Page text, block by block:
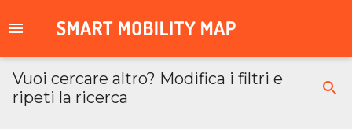
Vuoi cercare altro? Modifica i filtri e
ripeti la ricerca